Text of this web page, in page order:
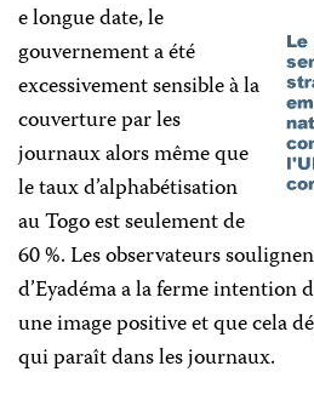
e longue date, le
gouvernement a été
excessivement sensible à la
couverture par les
journaux alors même que
le taux d’alphabétisation
au Togo est seulement de
60 %. Les observateurs
d’Eyadéma a la ferme intention
une image positive et que cela
qui paraît dans les journaux.